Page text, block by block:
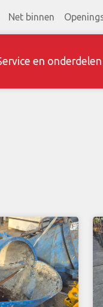
Net binnen
en onderdelen